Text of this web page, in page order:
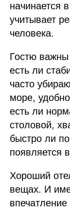
начинается
учитывает
человека.
Гостю
есть ли
часто
море,
есть ли
столовой,
быстро ли
появляется
Хороший
вещах. И
впечатление